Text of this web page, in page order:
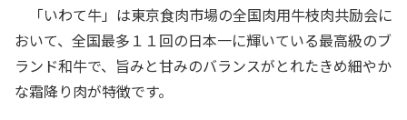
「いわて牛」は東京食肉市場の全国肉用牛枝肉共励会に
おいて、全国最多１１回の日本一に輝いている最高級のブ
ランド和牛で、旨みと甘みのバランスがとれたきめ細やか
な霜降り肉が特徴です。